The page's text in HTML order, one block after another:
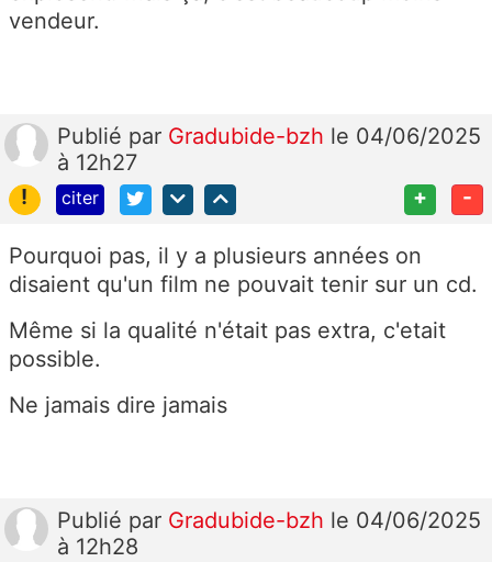
vendeur.
Publié par Gradubide-bzh le 04/06/2025
à 12h27
!
citer + -
Pourquoi pas, il y a plusieurs années on
disaient qu'un film ne pouvait tenir sur un cd.
Même si la qualité n'était pas extra, c'etait
possible.
Ne jamais dire jamais
Publié par Gradubide-bzh le 04/06/2025
à 12h28